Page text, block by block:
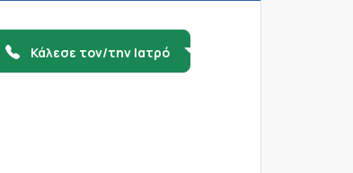
Κάλεσε τον/την Ιατρό